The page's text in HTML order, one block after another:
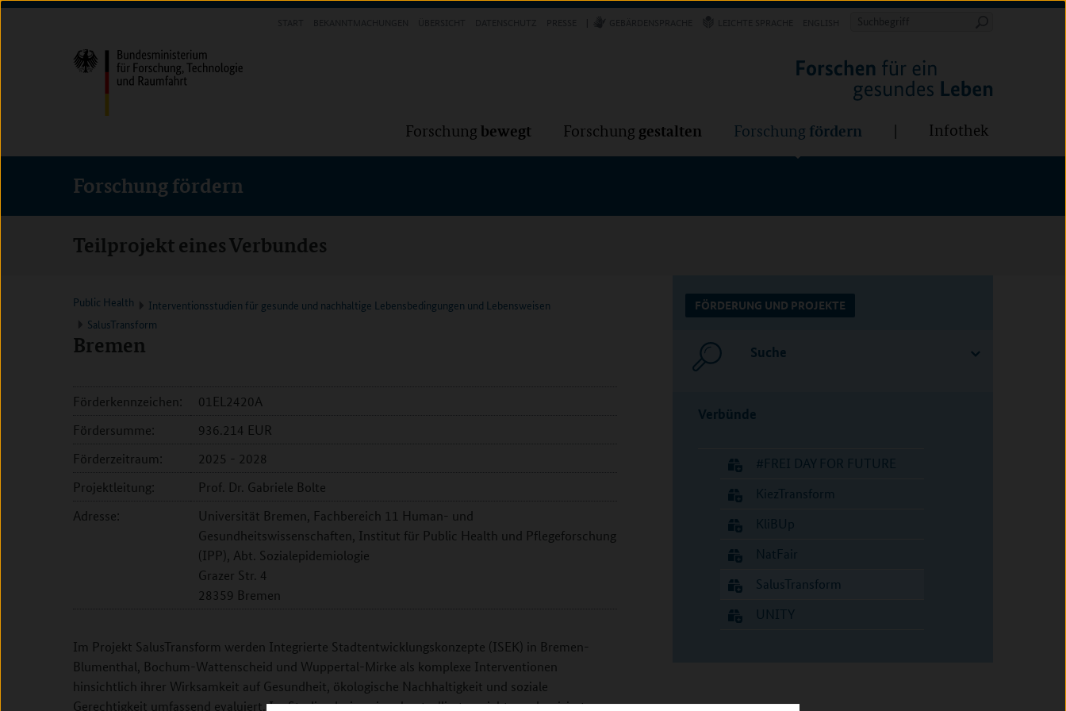
Direkt
(Eingabetaste)
Direkt
(Eingabetaste)
Direkt
(Eingabetaste)
Suchbegriff
Forschung bewegt Forschung gestalten Forschung fördern Infothek
Forschung fördern
Teilprojekt eines Verbundes
Public Health
Interventionsstudien für gesunde und nachhaltige Lebensbedingungen und Lebensweisen
SalusTransform
Bremen
Förderkennzeichen:
01EL2420A
Fördersumme:
936.214 EUR
Förderzeitraum:
2025 - 2028
Projektleitung:
Prof. Dr. Gabriele Bolte
Adresse:
Universität Bremen, Fachbereich 11 Human- und
Gesundheitswissenschaften, Institut für Public Health und Pflegeforschung
(IPP), Abt. Sozialepidemiologie
Grazer Str. 4
28359 Bremen
Im Projekt SalusTransform werden Integrierte Stadtentwicklungskonzepte (ISEK) in Bremen-
Blumenthal, Bochum-Wattenscheid und Wuppertal-Mirke als komplexe Interventionen
hinsichtlich ihrer Wirksamkeit auf Gesundheit, ökologische Nachhaltigkeit und soziale
Gerechtigkeit umfassend evaluiert. Im Studiendesign einer kontrollierten nicht-randomisierten
FÖRDERUNG UND PROJEKTE
Suche
Verbünde
#FREI DAY FOR FUTURE
KiezTransform
KliBUp
NatFair
SalusTransform
UNITY
Forschung Forschung Forschung fördern Infothek